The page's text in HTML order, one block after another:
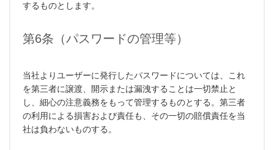
するものとします。
第6条（パスワードの管理等）
当社よりユーザーに発行したパスワードについては、これ
を第三者に譲渡、開示または漏洩することは一切禁止と
し、細心の注意義務をもって管理するものとする。第三者
の利用による損害および責任も、その一切の賠償責任を当
社は負わないものする。